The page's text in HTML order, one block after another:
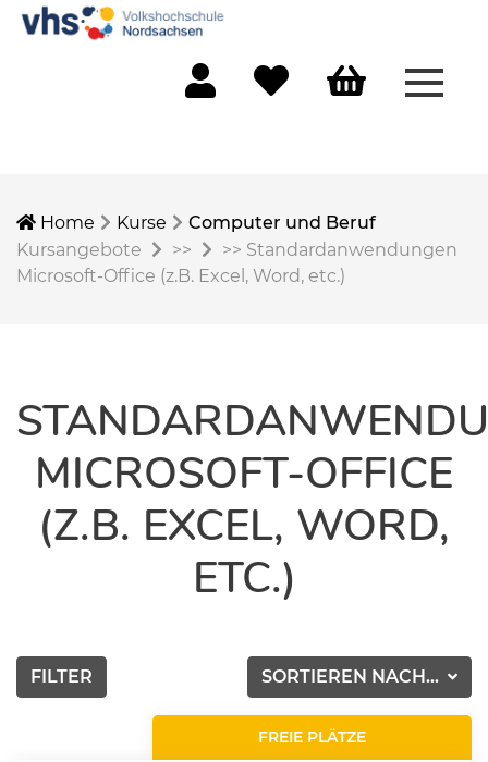
Home Kurse
Computer und Beruf
Kursangebote
>> >> Standardanwendungen
Microsoft-Office (z.B. Excel, Word, etc.)
MICROSOFT-OFFICE
(Z.B. EXCEL, WORD,
ETC.)
SORTIEREN NACH...
FILTER
FREIE PLÄTZE